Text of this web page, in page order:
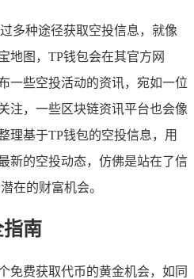
多种途径获取空投信息，就像
地图，TP钱包会在其官方网
一些空投活动的资讯，宛如一位
注，一些区块链资讯平台也会像
理基于TP钱包的空投信息，用
新的空投动态，仿佛是站在了信
在的财富机会。
南
免费获取代币的黄金机会，如同